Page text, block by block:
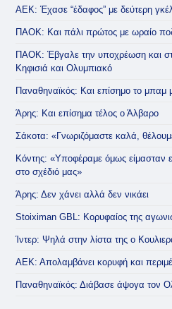
ΑΕΚ: Έχασε “έδαφος” με δεύτερη
ΠΑΟΚ: Και πάλι πρώτος με ωραίο
ΠΑΟΚ: Έβγαλε την υποχρέωση και
Κηφισιά και Ολυμπιακό
Παναθηναϊκός: Και επίσημο το μπαμ
Άρης: Και επίσημα τέλος ο Άλβαρο
Σάκοτα: «Γνωριζόμαστε καλά,
Κόντης: «Υποφέραμε όμως είμασταν
στο σχέδιό μας»
Άρης: Δεν χάνει αλλά δεν νικάει
Stoiximan GBL: Κορυφαίος της
Ίντερ: Ψηλά στην λίστα της ο
ΑΕΚ: Απολαμβάνει κορυφή και
Παναθηναϊκός: Διάβασε άψογα τον